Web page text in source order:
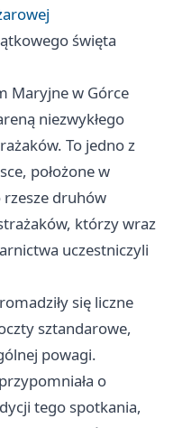
święta
Maryjne w Górce
niezwykłego
To jedno z
położone w
rzesze druhów
którzy wraz
uczestniczyli
się liczne
sztandarowe,
powagi.
o
tego spotkania,